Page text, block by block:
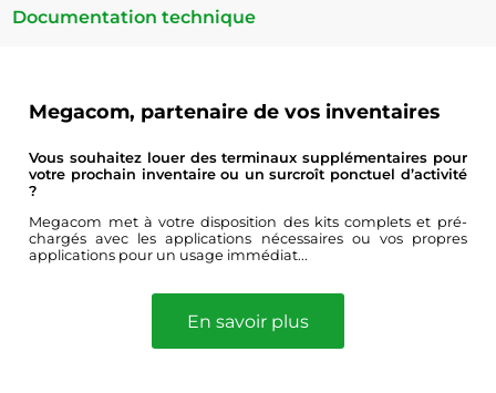
Documentation technique
Megacom, partenaire de vos inventaires
Vous souhaitez louer des terminaux supplémentaires pour
votre prochain inventaire ou un surcroît ponctuel d’activité
?
Megacom met à votre disposition des kits complets et pré-
chargés avec les applications nécessaires ou vos propres
applications pour un usage immédiat...
En savoir plus